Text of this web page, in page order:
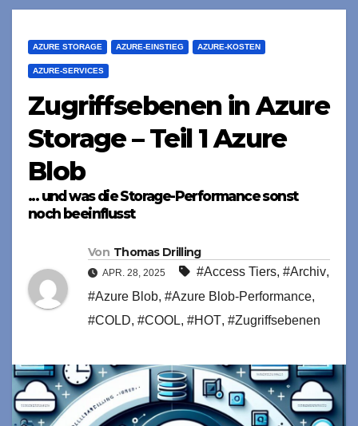
AZURE STORAGE AZURE-EINSTIEG AZURE-KOSTEN
AZURE-SERVICES
Zugriffsebenen in Azure
Storage – Teil 1 Azure
Blob
... und was die Storage-Performance sonst
noch beeinflusst
Von Thomas Drilling
APR. 28, 2025 #Access Tiers, #Archiv,
#Azure Blob, #Azure Blob-Performance,
#COLD, #COOL, #HOT, #Zugriffsebenen